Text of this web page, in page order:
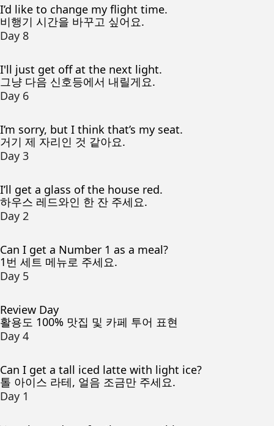
I’d like to change my flight time.
비행기 시간을 바꾸고 싶어요.
Day 8
I'll just get off at the next light.
그냥 다음 신호등에서 내릴게요.
Day 6
I’m sorry, but I think that’s my seat.
거기 제 자리인 것 같아요.
Day 3
I’ll get a glass of the house red.
하우스 레드와인 한 잔 주세요.
Day 2
Can I get a Number 1 as a meal?
1번 세트 메뉴로 주세요.
Day 5
Review Day
활용도 100% 맛집 및 카페 투어 표현
Day 4
Can I get a tall iced latte with light ice?
톨 아이스 라테, 얼음 조금만 주세요.
Day 1